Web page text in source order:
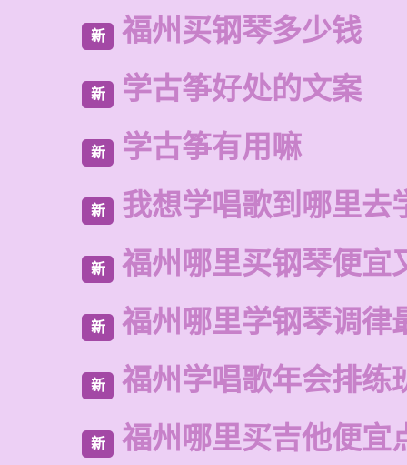
新 福州买钢琴多少钱
新 学古筝好处的文案
新 学古筝有用嘛
新 我想学唱歌到哪里去
新 福州哪里买钢琴便宜
新 福州哪里学钢琴调律
新 福州学唱歌年会排练
新 福州哪里买吉他便宜